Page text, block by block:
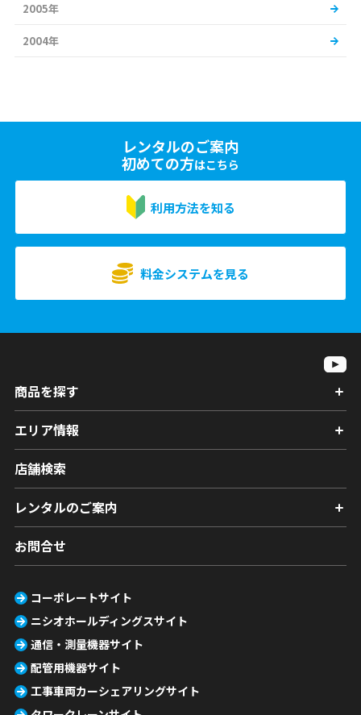
2005年
2004年
レンタルのご案内
初めての方はこちら
利用方法を知る
料金システムを見る
商品を探す
エリア情報
店舗検索
レンタルのご案内
お問合せ
コーポレートサイト
ニシオホールディングスサイト
通信・測量機器サイト
配管用機器サイト
工事車両カーシェアリングサイト